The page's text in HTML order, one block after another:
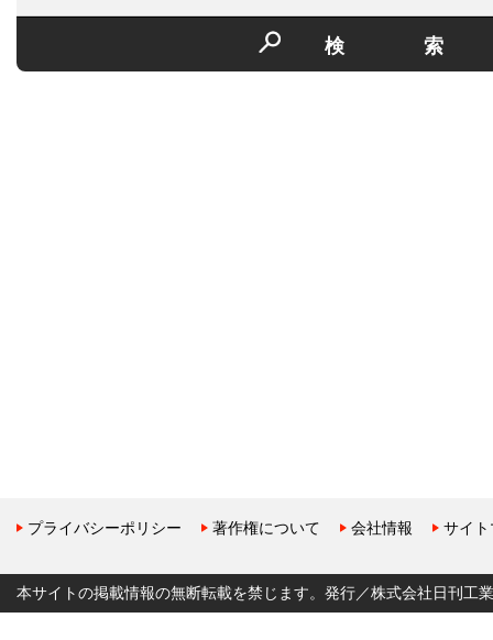
検
プライバシーポリシー 著作権について 会社情報 サイ
本サイトの掲載情報の無断転載を禁じます。発行／株式会社日刊